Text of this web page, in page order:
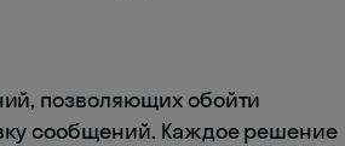
позволяющих обойти
сообщений. Каждое решение